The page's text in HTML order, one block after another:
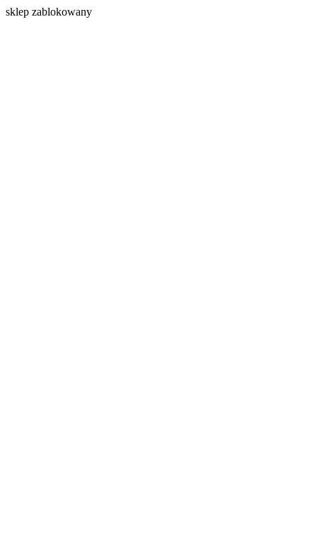
sklep zablokowany